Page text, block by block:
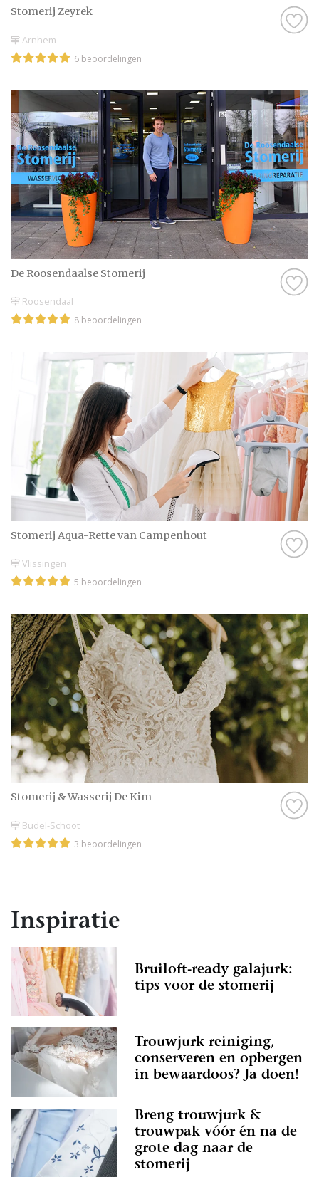
Stomerij Zeyrek
Arnhem
6 beoordelingen
De Roosendaalse Stomerij
Roosendaal
8 beoordelingen
Stomerij Aqua-Rette van Campenhout
Vlissingen
5 beoordelingen
Stomerij & Wasserij De Kim
Budel-Schoot
3 beoordelingen
Inspiratie
Bruiloft-ready galajurk:
tips voor de stomerij
Trouwjurk reiniging,
conserveren en opbergen
in bewaardoos? Ja doen!
Breng trouwjurk &
trouwpak vóór én na de
grote dag naar de
stomerij